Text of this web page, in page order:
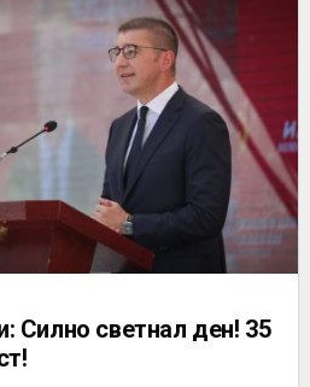
Силно светнал ден! 35